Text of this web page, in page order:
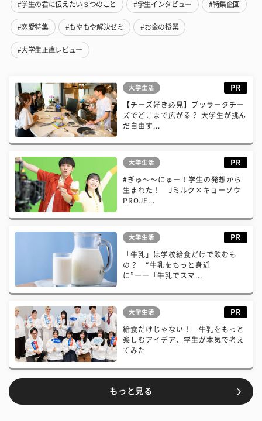
#学生の君に伝えたい３つのこと #学生インタビュー #特集企画
#恋愛特集 #もやもや解決ゼミ #お金の授業
#大学生正直レビュー
大学生活 PR
【チーズ好き必見】ブッラータチー
ズでどこまで広がる？ 大学生が挑ん
だ自由す...
大学生活 PR
#ぎゅ〜〜にゅー！学生の発想から
生まれた！ Jミルク×キョーソウ
PROJE...
大学生活 PR
「牛乳」は学校給食だけで飲むも
の？ “牛乳をもっと身近
に”――「牛乳でスマ...
大学生活 PR
給食だけじゃない！ 牛乳をもっと
楽しむアイデア、学生が本気で考え
てみた
もっと見る